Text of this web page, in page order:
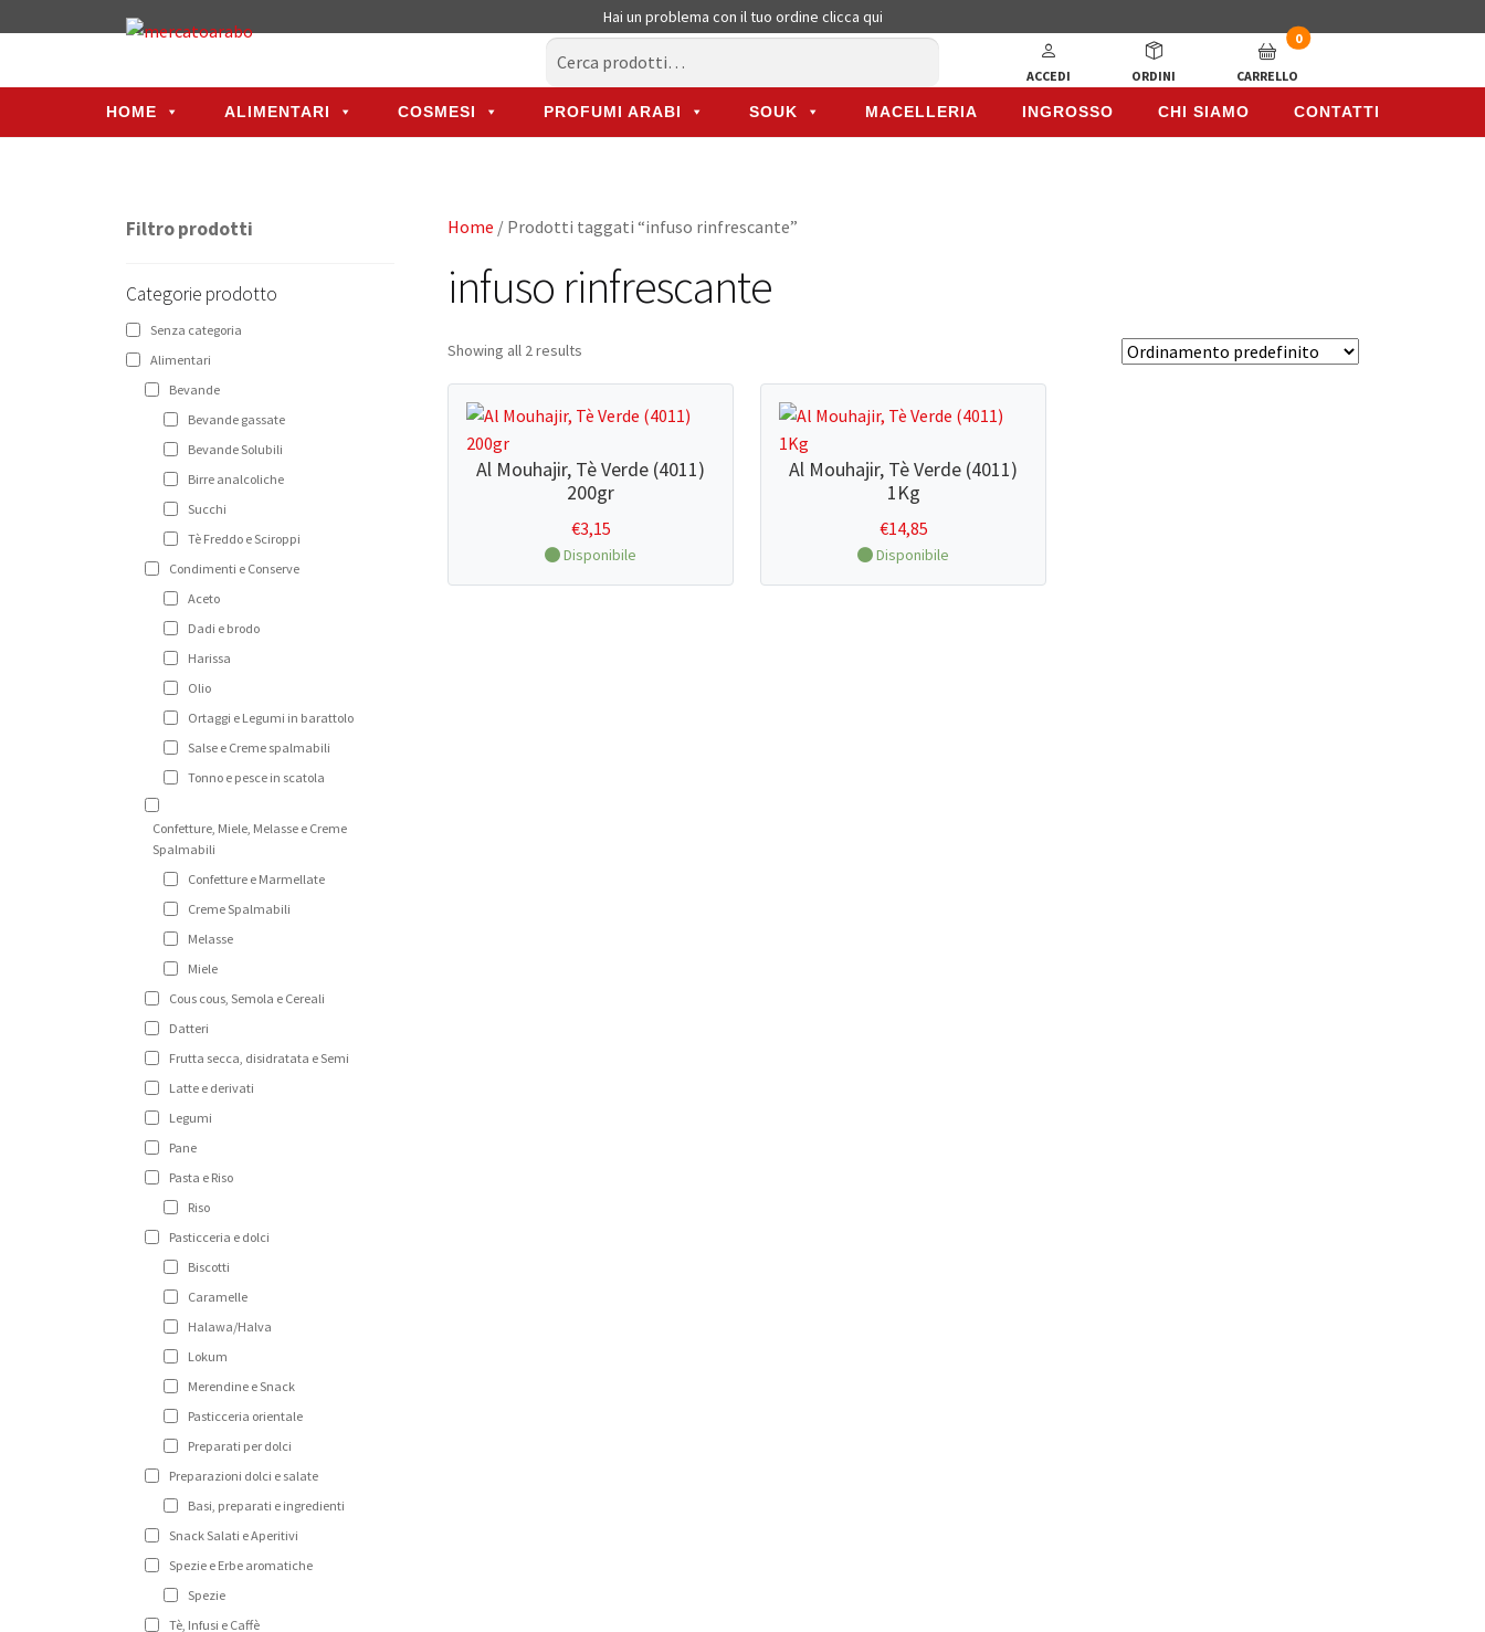
Hai un problema con il tuo ordine clicca qui
ACCEDI ORDINI
0
CARRELLO
HOME ALIMENTARI COSMESI PROFUMI ARABI SOUK MACELLERIA INGROSSO CHI SIAMO CONTATTI
Home / Prodotti taggati “infuso rinfrescante”
infuso rinfrescante
Showing all 2 results
Al Mouhajir, Tè Verde (4011)
200gr
€3,15
Disponibile
Al Mouhajir, Tè Verde (4011)
1Kg
€14,85
Disponibile
Filtro prodotti
Categorie prodotto
Senza categoria
Alimentari
Bevande
Bevande gassate
Bevande Solubili
Birre analcoliche
Succhi
Tè Freddo e Sciroppi
Condimenti e Conserve
Aceto
Dadi e brodo
Harissa
Olio
Ortaggi e Legumi in barattolo
Salse e Creme spalmabili
Tonno e pesce in scatola
Confetture, Miele, Melasse e Creme
Spalmabili
Confetture e Marmellate
Creme Spalmabili
Melasse
Miele
Cous cous, Semola e Cereali
Datteri
Frutta secca, disidratata e Semi
Latte e derivati
Legumi
Pane
Pasta e Riso
Riso
Pasticceria e dolci
Biscotti
Caramelle
Halawa/Halva
Lokum
Merendine e Snack
Pasticceria orientale
Preparati per dolci
Preparazioni dolci e salate
Basi, preparati e ingredienti
Snack Salati e Aperitivi
Spezie e Erbe aromatiche
Spezie
Tè, Infusi e Caffè